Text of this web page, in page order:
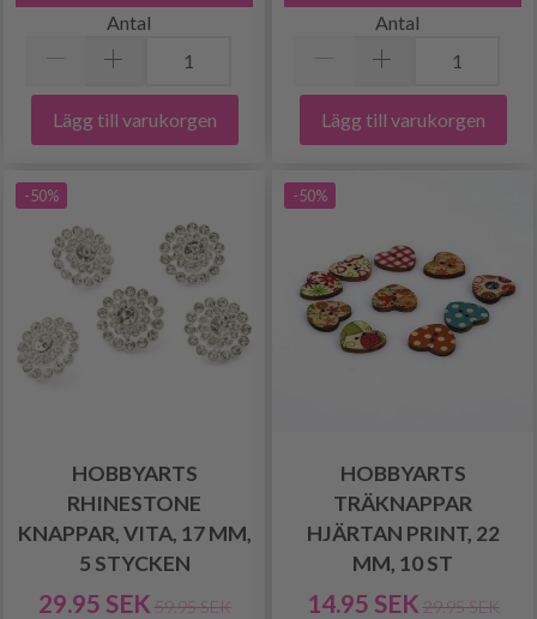
Antal
Lägg till varukorgen
Antal
Lägg till varukorgen
-50%
HOBBYARTS
RHINESTONE
KNAPPAR, VITA, 17 MM,
5 STYCKEN
29.95 SEK 59.95 SEK
-50%
HOBBYARTS
TRÄKNAPPAR
HJÄRTAN PRINT, 22
MM, 10 ST
14.95 SEK 29.95 SEK